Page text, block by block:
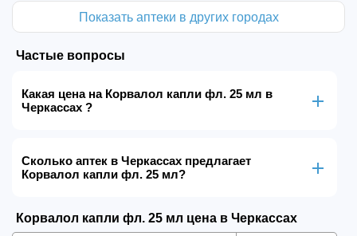
Показать аптеки в других городах
Частые вопросы
Какая цена на Корвалол капли фл. 25 мл в
Черкассах ?
Сколько аптек в Черкассах предлагает
Корвалол капли фл. 25 мл?
Корвалол капли фл. 25 мл цена в Черкассах